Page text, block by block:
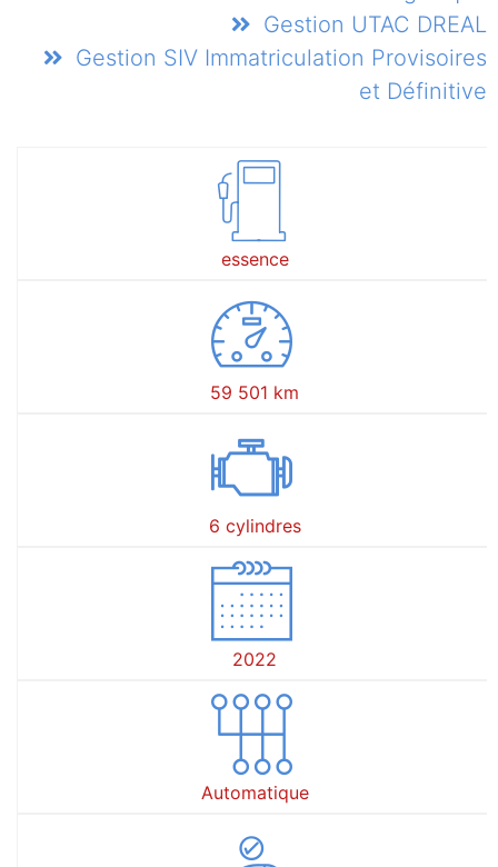
Gestion UTAC DREAL
Gestion SIV Immatriculation Provisoires
et Définitive
essence
59 501 km
6 cylindres
2022
Automatique